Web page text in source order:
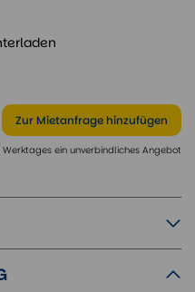
Zur Mietanfrage hinzufügen
ein unverbindliches Angebot